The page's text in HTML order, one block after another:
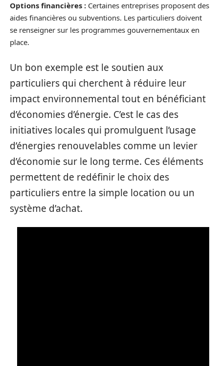
Options financières : Certaines entreprises proposent des
aides financières ou subventions. Les particuliers doivent
se renseigner sur les programmes gouvernementaux en
place.
Un bon exemple est le soutien aux
particuliers qui cherchent à réduire leur
impact environnemental tout en bénéficiant
d’économies d’énergie. C’est le cas des
initiatives locales qui promulguent l’usage
d’énergies renouvelables comme un levier
d’économie sur le long terme. Ces éléments
permettent de redéfinir le choix des
particuliers entre la simple location ou un
système d’achat.